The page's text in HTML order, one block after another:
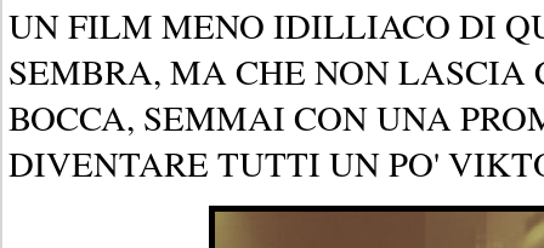
UN FILM MENO IDILLIACO DI
SEMBRA, MA CHE NON LASCIA
BOCCA, SEMMAI CON UNA
DIVENTARE TUTTI UN PO'